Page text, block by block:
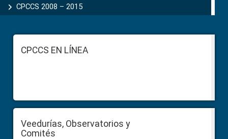
CPCCS 2008 – 2015
FooterCPCCS EN LÍNEA
Veedurías, Observatorios y
Comités